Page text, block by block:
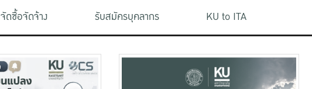
จัดซื้อจัดจ้าง รับสมัครบุคลากร KU to ITA